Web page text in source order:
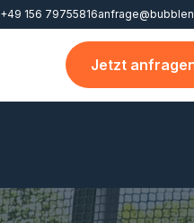
+49 156 79755816
Jetzt